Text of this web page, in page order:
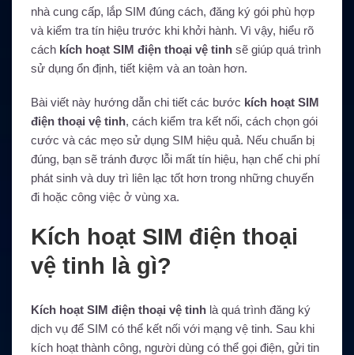
nhà cung cấp, lắp SIM đúng cách, đăng ký gói phù hợp
và kiểm tra tín hiệu trước khi khởi hành. Vì vậy, hiểu rõ
cách kích hoạt SIM điện thoại vệ tinh sẽ giúp quá trình
sử dụng ổn định, tiết kiệm và an toàn hơn.
Bài viết này hướng dẫn chi tiết các bước kích hoạt SIM
điện thoại vệ tinh, cách kiểm tra kết nối, cách chọn gói
cước và các mẹo sử dụng SIM hiệu quả. Nếu chuẩn bị
đúng, bạn sẽ tránh được lỗi mất tín hiệu, hạn chế chi phí
phát sinh và duy trì liên lạc tốt hơn trong những chuyến
đi hoặc công việc ở vùng xa.
Kích hoạt SIM điện thoại
vệ tinh là gì?
Kích hoạt SIM điện thoại vệ tinh là quá trình đăng ký
dịch vụ để SIM có thể kết nối với mạng vệ tinh. Sau khi
kích hoạt thành công, người dùng có thể gọi điện, gửi tin